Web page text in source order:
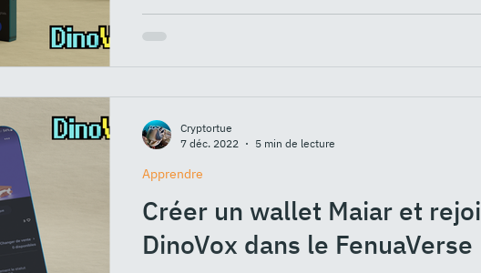
Ia ora na les amis ! Bienvenue sur ce nouvel
allons regarder de plus près comment envoyer des
Créer un wallet Maiar et
DinoVox dans le FenuaVerse
Apprendre
Cryptortue
7 déc. 2022
5 min de lecture